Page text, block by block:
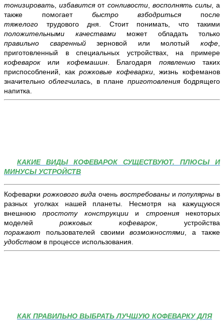
тонизировать ,избавитсяот сонливости, восполнять силы, а
также помогает быстро взбодритьсяпосле
тяжелого трудового дня. Стоит понимать, что такими
положительными качествамиможет обладать только
правильно сваренныйзерновой или молотыйкофе
приготовленный в специальных устройствах, на примере
кофеварок или кофемашин. Благодаря появлениютаких
приспособлений, какрожковые кофеварки, жизнь кофеманов
значительнооблегчилась , в плане приготовлениябодрящего
напитка.
КАКИЕ ВИДЫ КОФЕВАРОК СУЩЕСТВУЮТ. ПЛЮСЫ И
МИНУСЫ УСТРОЙСТВ
Кофеварки рожкового видаочень востребованы ипопулярны в
разных уголках нашей планеты. Несмотря на кажущуюся
внешнююпростоту конструкциии строения некоторых
моделейрожковых кофеварок, устройства
поражают пользователей своимивозможностями , а также
удобством в процессе использования.
КАК ПРАВИЛЬНО ВЫБРАТЬ ЛУЧШУЮ КОФЕВАРКУ ДЛЯ